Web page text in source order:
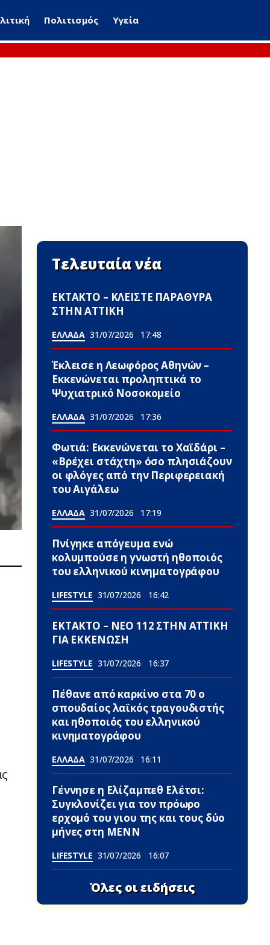
Πολιτισμός Υγεία
Τελευταία νέα
ΕΚΤΑΚΤΟ – ΚΛΕΙΣΤΕ ΠΑΡΑΘΥΡΑ
ΣΤΗΝ ΑΤΤΙΚΗ
ΕΛΛΑΔΑ 31/07/2026 17:48
Έκλεισε η Λεωφόρος Αθηνών –
Εκκενώνεται προληπτικά το
Ψυχιατρικό Νοσοκομείο
ΕΛΛΑΔΑ 31/07/2026 17:36
Φωτιά: Εκκενώνεται το Χαϊδάρι –
«Βρέχει στάχτη» όσο πλησιάζουν
οι φλόγες από την Περιφερειακή
του Αιγάλεω
ΕΛΛΑΔΑ 31/07/2026 17:19
Πνίγηκε απόγευμα ενώ
κολυμπούσε η γνωστή ηθοποιός
του ελληνικού κινηματογράφου
LIFESTYLE 31/07/2026 16:42
ΕΚΤΑΚΤΟ – ΝΕΟ 112 ΣΤΗΝ ΑΤΤΙΚΗ
ΓΙΑ ΕΚΚΕΝΩΣΗ
LIFESTYLE 31/07/2026 16:37
Πέθανε από καρκίνο στα 70 ο
σπουδαίος λαϊκός τραγουδιστής
και ηθοποιός του ελληνικού
κινηματογράφου
ΕΛΛΑΔΑ 31/07/2026 16:11
Γέννησε η Ελίζαμπεθ Ελέτσι:
Συγκλονίζει για τον πρόωρο
ερχομό του γιου της και τους δύο
μήνες στη ΜΕΝΝ
LIFESTYLE 31/07/2026 16:07
Όλες οι ειδήσεις